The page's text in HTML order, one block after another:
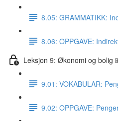
8.05: GRAMMATIKK:
8.06: OPPGAVE:
Leksjon 9: Økonomi og bolig
9.01: VOKABULAR:
9.02: OPPGAVE: